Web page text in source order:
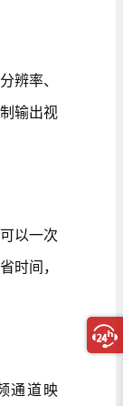
辨率、
输出视
以一次
时间，
通道映